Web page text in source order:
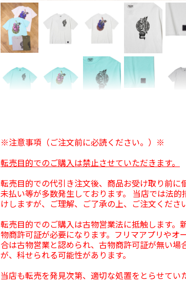
※注意事項（ご注文前に必読ください。）※
転売目的でのご購入は禁止させていただきます。
転売目的での代引き注文後、商品お受け取り前
未払い等が多数発生しております。 当店では法
けしますが、ご理解、ご了承の上、ご注文くださ
転売目的でのご購入は古物営業法に抵触します
物商許可証が必要になります。フリマアプリや
合は古物営業と認められ、古物商許可証が無い
が、科せられる可能性があります。
当店も転売を発見次第、適切な処置をとらせてい